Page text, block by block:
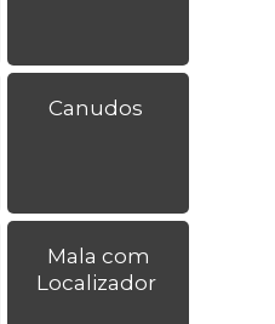
Canudos
Mala com
Localizador